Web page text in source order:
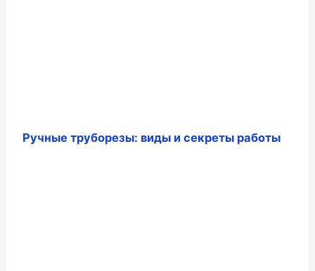
Ручные труборезы: виды и секреты работы